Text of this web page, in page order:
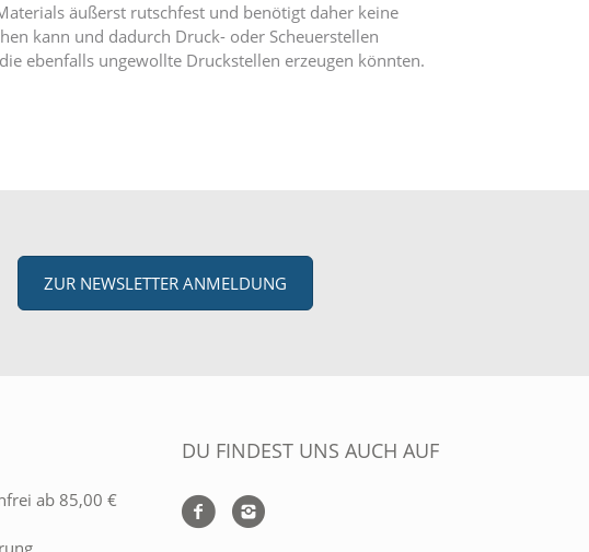
äußerst rutschfest und benötigt daher keine
kann und dadurch Druck- oder Scheuerstellen
ebenfalls ungewollte Druckstellen erzeugen könnten.
ZUR NEWSLETTER ANMELDUNG
ab 85,00 €
DU FINDEST UNS AUCH AUF